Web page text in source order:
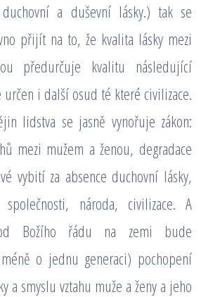
duchovní a duševní lásky.) tak se
přijít na to, že kvalita lásky mezi
předurčuje kvalitu následující
určen i další osud té které civilizace.
lidstva se jasně vynořuje zákon:
mezi mužem a ženou, degradace
vybití za absence duchovní lásky,
národa, civilizace. A
Božího řádu na zemi bude
o jednu generaci) pochopení
a smyslu vztahu muže a ženy a jeho